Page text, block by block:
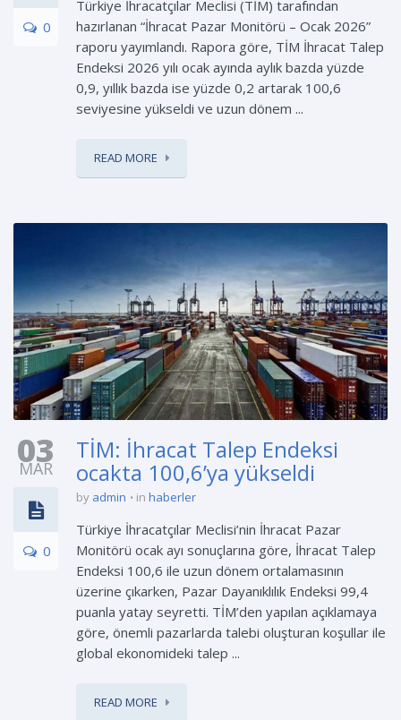
0
Türkiye İhracatçılar Meclisi (TİM) tarafından
hazırlanan “İhracat Pazar Monitörü – Ocak 2026”
raporu yayımlandı. Rapora göre, TİM İhracat Talep
Endeksi 2026 yılı ocak ayında aylık bazda yüzde
0,9, yıllık bazda ise yüzde 0,2 artarak 100,6
seviyesine yükseldi ve uzun dönem ...
READ MORE
03
MAR
0
TİM: İhracat Talep Endeksi
ocakta 100,6’ya yükseldi
by admin in haberler
Türkiye İhracatçılar Meclisi’nin İhracat Pazar
Monitörü ocak ayı sonuçlarına göre, İhracat Talep
Endeksi 100,6 ile uzun dönem ortalamasının
üzerine çıkarken, Pazar Dayanıklılık Endeksi 99,4
puanla yatay seyretti. TİM’den yapılan açıklamaya
göre, önemli pazarlarda talebi oluşturan koşullar ile
global ekonomideki talep ...
READ MORE